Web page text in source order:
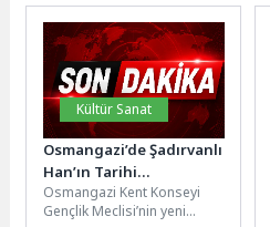
Yaklaşımlar Kongresi,"
"Bilimden Kliniğe...
Kültür Sanat
Osmangazi’de Şadırvanlı
Han’ın Tarihi
Atmosferinde Ritimler
Yükseldi
Osmangazi Kent Konseyi
Gençlik Meclisi’nin yeni